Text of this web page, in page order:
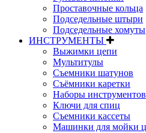
Проставочные кольца
Подседельные штыри
Подседельные хомуты
ИНСТРУМЕНТЫ
Выжимки цепи
Мультитулы
Съемники шатунов
Съёмники каретки
Наборы инструментов
Ключи для спиц
Съемники кассеты
Машинки для мойки